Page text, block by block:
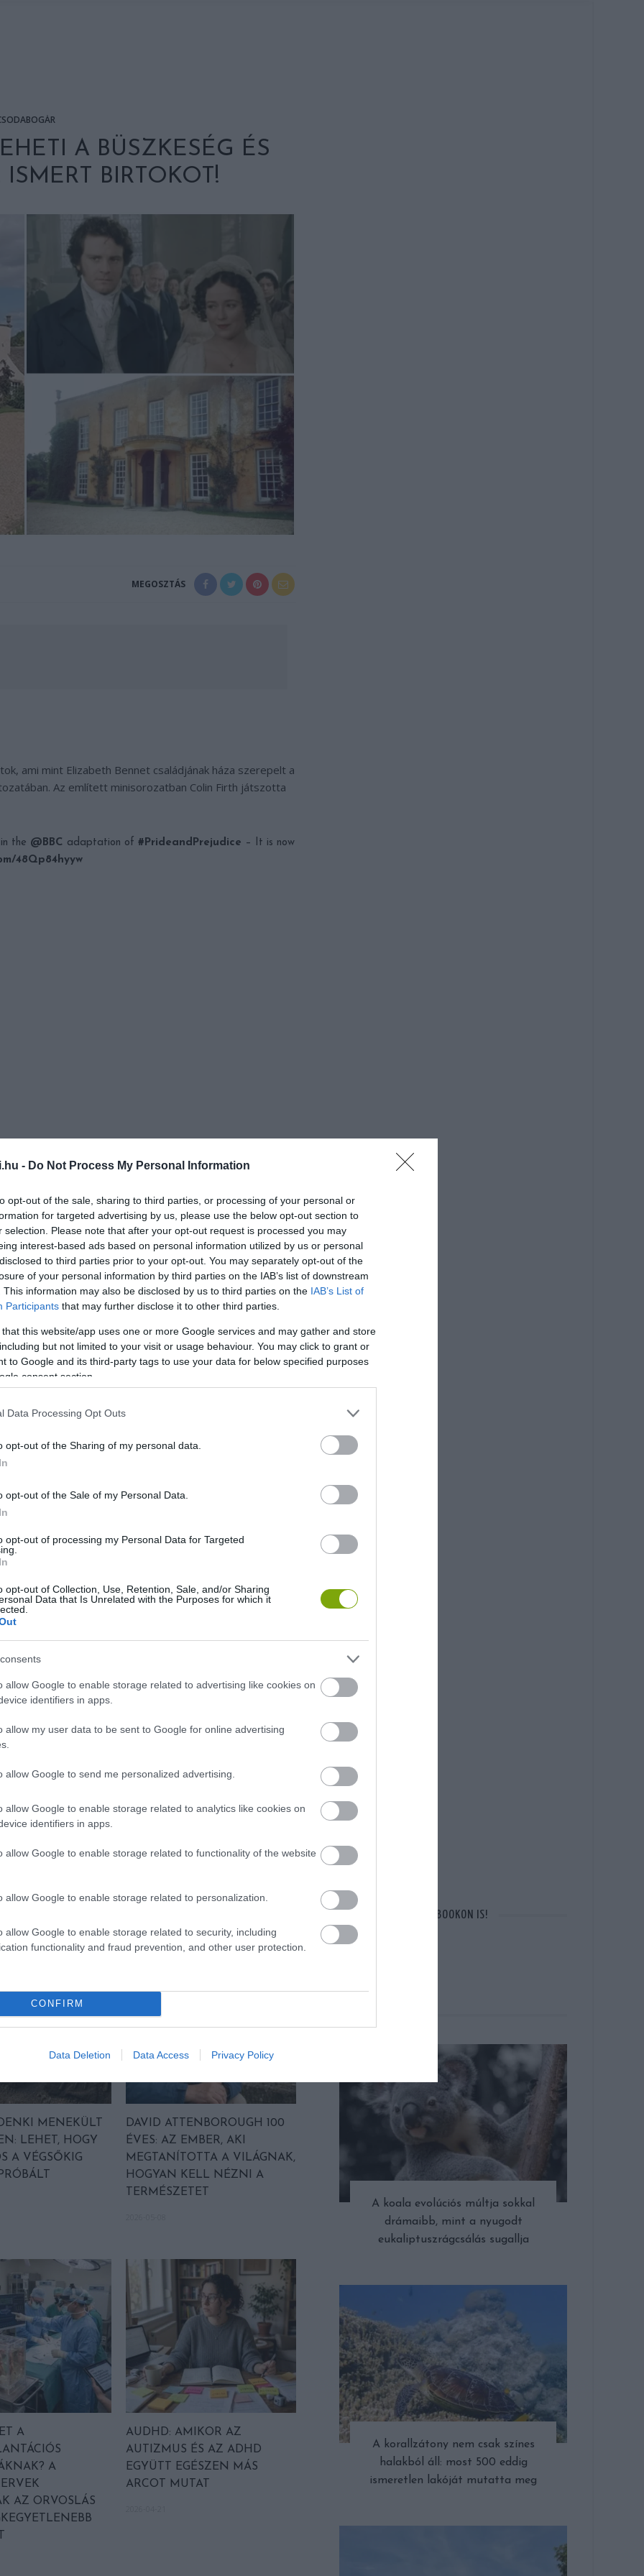
- Do Not Process My Personal Information
opt-out of the sale, sharing to third parties, or processing of your personal or
for targeted advertising by us, please use the below opt-out section to
selection. Please note that after your opt-out request is processed you may
interest-based ads based on personal information utilized by us or personal
to third parties prior to your opt-out. You may separately opt-out of the
of your personal information by third parties on the IAB’s list of downstream
This information may also be disclosed by us to third parties on the IAB’s List of
Participants that may further disclose it to other third parties.
that this website/app uses one or more Google services and may gather and store
but not limited to your visit or usage behaviour. You may click to grant or
to Google and its third-party tags to use your data for below specified purposes
consent section.
Data Processing Opt Outs
opt-out of the Sharing of my personal data.
opt-out of the Sale of my Personal Data.
opt-out of processing my Personal Data for Targeted
opt-out of Collection, Use, Retention, Sale, and/or Sharing
Data that Is Unrelated with the Purposes for which it
allow Google to enable storage related to advertising like cookies on
identifiers in apps.
allow my user data to be sent to Google for online advertising
allow Google to send me personalized advertising.
allow Google to enable storage related to analytics like cookies on
identifiers in apps.
allow Google to enable storage related to functionality of the website
allow Google to enable storage related to personalization.
allow Google to enable storage related to security, including
functionality and fraud prevention, and other user protection.
CONFIRM
Data Deletion Data Access Privacy Policy
A BÜSZKESÉG ÉS
BIRTOKOT!
MEGOSZTÁS
ami mint Elizabeth Bennet családjának háza szerepelt a
Az említett minisorozatban Colin Firth játszotta
the @BBC adaptation of #PrideandPrejudice – It is now
48Qp84hyyw
mélyen a zsebébe kell nyúlnia, hiszen az
és várhatón nagyjából 11,6 millió dollárét fog elkelni.
vált a birtok, valóban rendkívül lenyűgöző és impozáns,
veszik körbe, a homlokzat pedig az Avon folyóra
a romantikarajongó nyugalomra vágyóknak!
Wikimedia Commons
KÖVETKEZŐ CIKK
ELKÉSZÜLT A HAMAROSAN KEZDŐDŐ
VIZES VILÁGBAJNOKSÁG LOGÓJA, NEM IS
AKÁRMIBŐL!
MENEKÜLT
LEHET, HOGY
A VÉGSŐKIG
DAVID ATTENBOROUGH 100
ÉVES: AZ EMBER, AKI
MEGTANÍTOTTA A VILÁGNAK,
HOGYAN KELL NÉZNI A
TERMÉSZETET
A
A
AZ ORVOSLÁS
AUDHD: AMIKOR AZ
AUTIZMUS ÉS AZ ADHD
EGYÜTT EGÉSZEN MÁS
ARCOT MUTAT
OTT VAGYUNK A FACEBOOKON IS!
A koala evolúciós múltja sokkal
drámaibb, mint a nyugodt
eukaliptuszrágcsálás sugallja
A korallzátony nem csak színes
halakból áll: most 500 eddig
ismeretlen lakóját mutatta meg